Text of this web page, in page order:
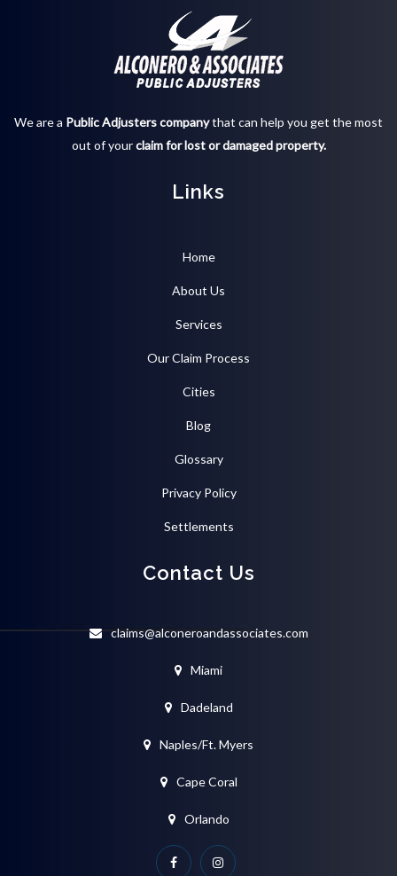
We are a Public Adjusters companythat can help you get the most
out of yourclaim for lost or damaged property.
Links
Home
About Us
Services
Our Claim Process
Cities
Blog
Glossary
Privacy Policy
Settlements
Contact Us
claims@alconeroandassociates.com
Miami
Dadeland
Naples/Ft. Myers
Cape Coral
Orlando